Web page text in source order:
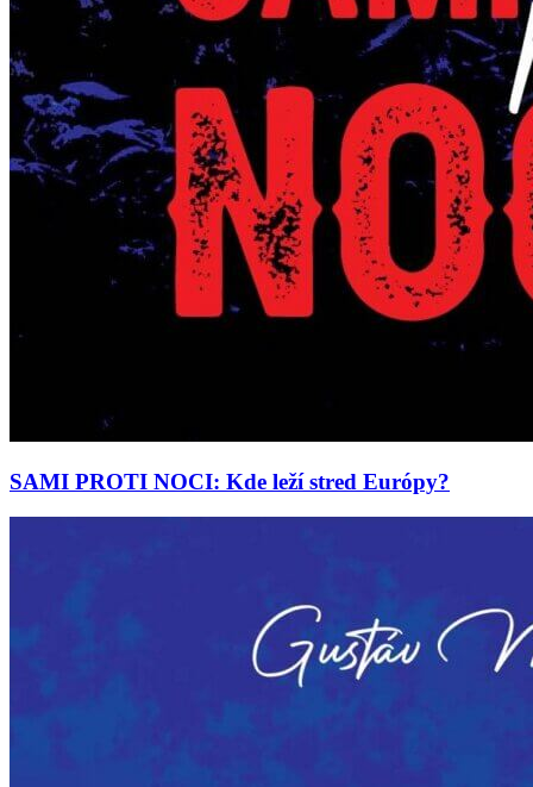
SAMI PROTI NOCI: Kde leží stred Európy?